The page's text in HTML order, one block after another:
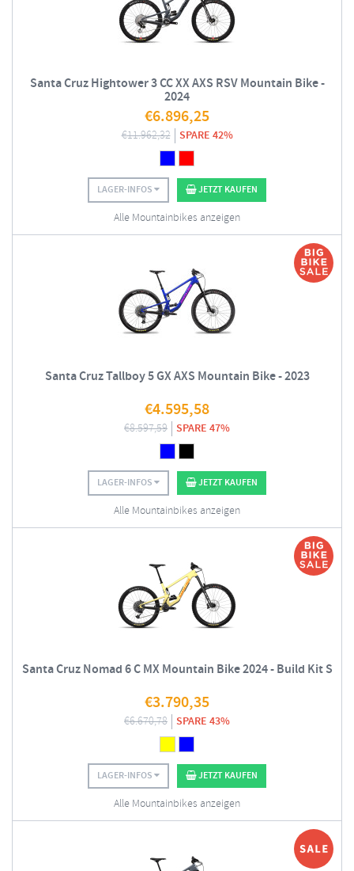
Santa Cruz Hightower 3 CC XX AXS RSV Mountain Bike -
2024
€6.896,25
€11.962,32 SPARE 42%
LAGER-INFOS JETZT KAUFEN
Alle Mountainbikes anzeigen
Santa Cruz Tallboy 5 GX AXS Mountain Bike - 2023
€4.595,58
€8.597,59 SPARE 47%
LAGER-INFOS JETZT KAUFEN
Alle Mountainbikes anzeigen
Santa Cruz Nomad 6 C MX Mountain Bike 2024 - Build Kit S
€3.790,35
€6.670,78 SPARE 43%
LAGER-INFOS JETZT KAUFEN
Alle Mountainbikes anzeigen